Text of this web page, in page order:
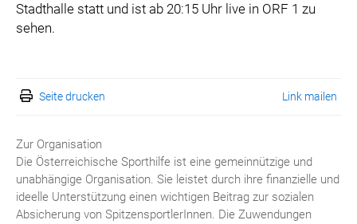
Stadthalle statt und ist ab 20:15 Uhr live in ORF 1 zu
sehen.
Seite drucken Link mailen
Zur Organisation
Die Österreichische Sporthilfe ist eine gemeinnützige und
unabhängige Organisation. Sie leistet durch ihre finanzielle und
ideelle Unterstützung einen wichtigen Beitrag zur sozialen
Absicherung von SpitzensportlerInnen. Die Zuwendungen